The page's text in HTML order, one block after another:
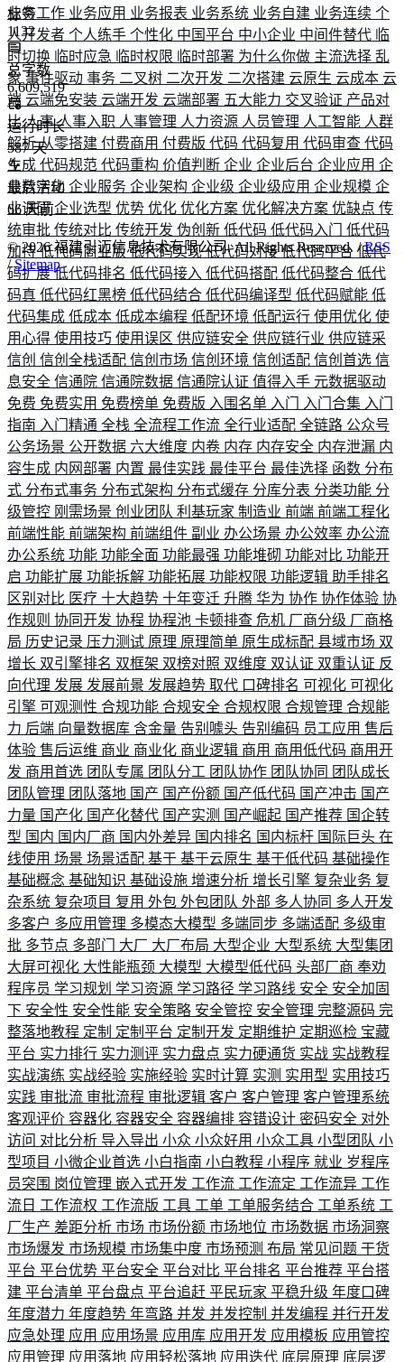
业务工作 业务应用 业务报表 业务系统 业务自建 业务连续 个
人开发者 个人练手 个性化 中国平台 中小企业 中间件替代 临
时切换 临时应急 临时权限 临时部署 为什么你做 主流选择 乱
象 事件驱动 事务 二叉树 二次开发 二次搭建 云原生 云成本 云
端 云端免安装 云端开发 云端部署 五大能力 交叉验证 产品对
比人事人事入职 人事管理 人力资源 人员管理 人工智能 人群
解析从零搭建 付费商用 付费版 代码 代码复用 代码审查 代码
生成 代码规范 代码重构 价值判断 企业 企业后台 企业应用 企
业数字化 企业服务 企业架构 企业级 企业级应用 企业规模 企
业调研企业选型 优势 优化 优化方案 优化解决方案 优缺点 传
统审批 传统对比 传统开发 伪创新 低代码 低代码入门 低代码
加持低代码商业版低代码实现低代码对接低代码平台 低代
码扩展低代码排名 低代码接入 低代码搭配 低代码整合 低代
码真 低代码红黑榜 低代码结合 低代码编译型 低代码赋能 低
代码集成 低成本 低成本编程 低配环境 低配运行 使用优化 使
用心得 使用技巧 使用误区 供应链安全 供应链行业 供应链采
信创 信创全栈适配 信创市场 信创环境 信创适配 信创首选 信
息安全 信通院 信通院数据 信通院认证 值得入手 元数据驱动
免费 免费实用 免费榜单 免费版 入围名单 入门 入门合集 入门
指南 入门精通 全栈 全流程工作流 全行业适配 全链路 公众号
公务场景 公开数据 六大维度 内卷 内存 内存安全 内存泄漏 内
容生成 内网部署 内置 最佳实践 最佳平台 最佳选择 函数 分布
式 分布式事务 分布式架构 分布式缓存 分库分表 分类功能 分
级管控 刚需场景 创业团队 利基玩家 制造业 前端 前端工程化
前端性能 前端架构 前端组件 副业 办公场景 办公效率 办公流
办公系统 功能 功能全面 功能最强 功能堆砌 功能对比 功能开
启 功能扩展 功能拆解 功能拓展 功能权限 功能逻辑 助手排名
区别对比 医疗 十大趋势 十年变迁 升腾 华为 协作 协作体验 协
作规则 协同开发 协程 协程池 卡顿排查 危机 厂商分级 厂商格
局 历史记录 压力测试 原理 原理简单 原生成标配 县域市场 双
增长 双引擎排名 双框架 双榜对照 双维度 双认证 双重认证 反
向代理 发展 发展前景 发展趋势 取代 口碑排名 可视化 可视化
引擎 可观测性 合规功能 合规安全 合规权限 合规管理 合规能
力 后端 向量数据库 含金量 告别噱头 告别编码 员工应用 售后
体验 售后运维 商业 商业化 商业逻辑 商用 商用低代码 商用开
发 商用首选 团队专属 团队分工 团队协作 团队协同 团队成长
团队管理 团队落地 国产 国产份额 国产低代码 国产冲击 国产
力量 国产化 国产化替代 国产实测 国产崛起 国产推荐 国企转
型 国内 国内厂商 国内外差异 国内排名 国内标杆 国际巨头 在
线使用 场景 场景适配 基于 基于云原生 基于低代码 基础操作
基础概念 基础知识 基础设施 增速分析 增长引擎 复杂业务 复
杂系统 复杂项目 复用 外包 外包团队 外部 多人协同 多人开发
多客户 多应用管理 多模态大模型 多端同步 多端适配 多级审
批 多节点 多部门 大厂 大厂布局 大型企业 大型系统 大型集团
大屏可视化 大性能瓶颈 大模型 大模型低代码 头部厂商 奉劝
程序员 学习规划 学习资源 学习路径 学习路线 安全 安全加固
下 安全性 安全性能 安全策略 安全管控 安全管理 完整源码 完
整落地教程 定制 定制平台 定制开发 定期维护 定期巡检 宝藏
平台 实力排行 实力测评 实力盘点 实力硬通货 实战 实战教程
实战演练 实战经验 实施经验 实时计算 实测 实用型 实用技巧
实践 审批流 审批流程 审批逻辑 客户 客户管理 客户管理系统
客观评价 容器化 容器安全 容器编排 容错设计 密码安全 对外
访问 对比分析 导入导出 小众 小众好用 小众工具 小型团队 小
型项目 小微企业首选 小白指南 小白教程 小程序 就业 岁程序
员突围 岗位管理 嵌入式开发 工作流 工作流定 工作流异 工作
流日 工作流权 工作流版 工具 工单 工单服务结合 工单系统 工
厂生产 差距分析 市场 市场份额 市场地位 市场数据 市场洞察
市场爆发 市场规模 市场集中度 市场预测 布局 常见问题 干货
平台 平台优势 平台安全 平台对比 平台排名 平台推荐 平台搭
建 平台清单 平台盘点 平台追赶 平民玩家 平稳升级 年度口碑
年度潜力 年度趋势 年弯路 并发 并发控制 并发编程 并行开发
应急处理 应用 应用场景 应用库 应用开发 应用模板 应用管控
应用管理 应用落地 应用轻松落地 应用迭代 底层原理 底层逻
标签
1132
总字数
6,609,519
运行时长
587 天
最后活动
66 天前
©2026福建引迈信息技术有限公司. All Rights Reserved. /RSS
/Sitemap